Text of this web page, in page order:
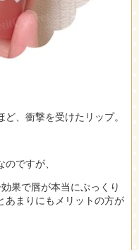
、衝撃を受けたリップ。
ですが、
果で唇が本当にぷっくり
あまりにもメリットの方が